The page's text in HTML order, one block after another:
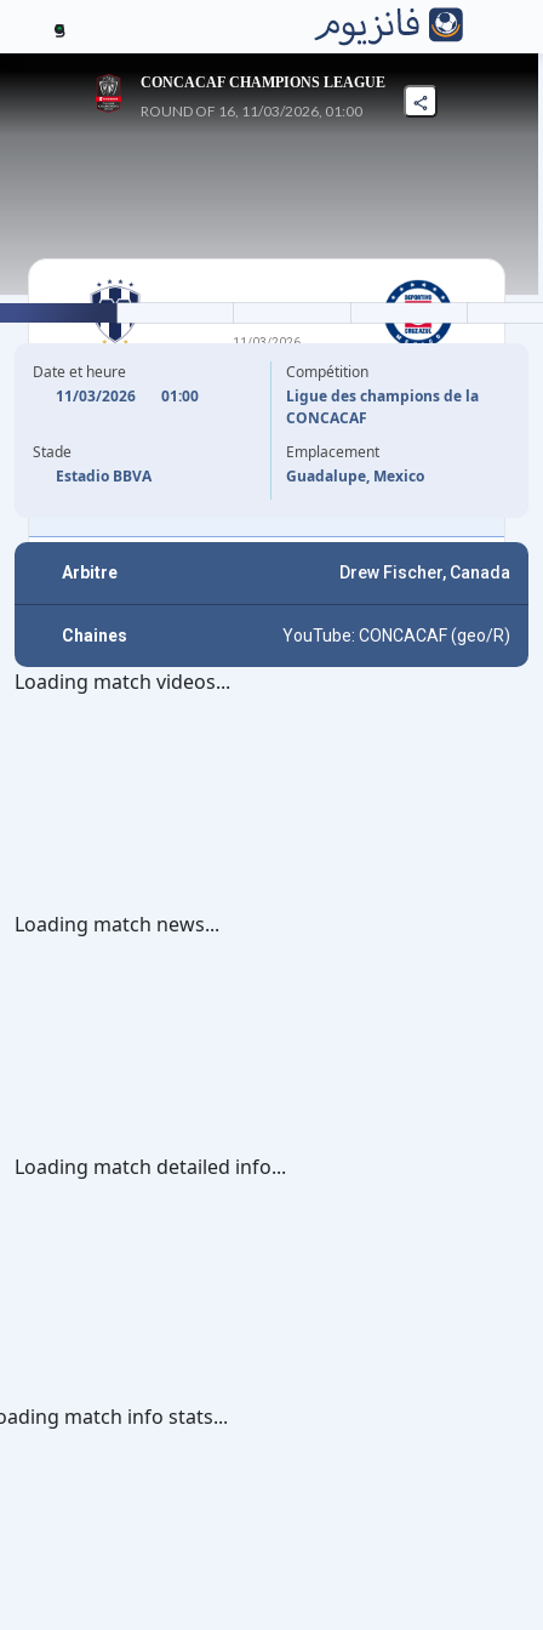
5
CONCACAF CHAMPIONS LEAGUE
ROUND OF 16, 11/03/2026, 01:00
MONTERREY
11/03/2026
40' R. DE LA ROSA
(P) G. PIOVI
Date et heure
11/03/2026
01:00
Stade
Estadio BBVA
Compétition
Ligue des champions de la
CONCACAF
Emplacement
Guadalupe, Mexico
Arbitre Drew Fischer, Canada
Chaines YouTube: CONCACAF (geo/R)
Loading match videos...
Loading match news...
Loading match detailed info...
match info stats...